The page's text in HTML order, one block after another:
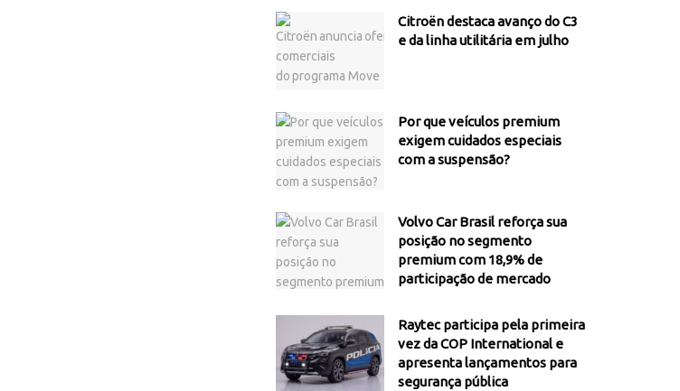
Citroën destaca avanço do C3
e da linha utilitária em julho
Por que veículos premium
exigem cuidados especiais
com a suspensão?
Volvo Car Brasil reforça sua
posição no segmento
premium com 18,9% de
participação de mercado
Raytec participa pela primeira
vez da COP International e
apresenta lançamentos para
segurança pública